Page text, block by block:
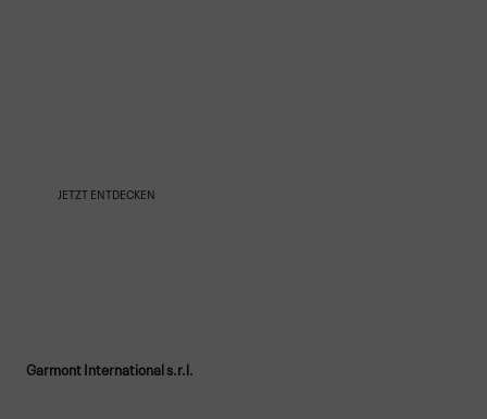
JETZT ENTDECKEN
Garmont International s.r.l.